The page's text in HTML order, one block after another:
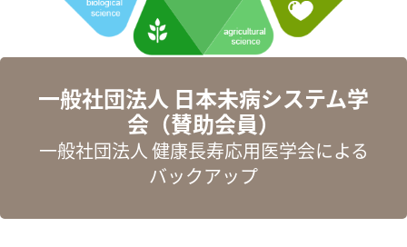
一般社団法人 日本未病システム学
会（賛助会員）
一般社団法人 健康長寿応用医学会による
バックアップ